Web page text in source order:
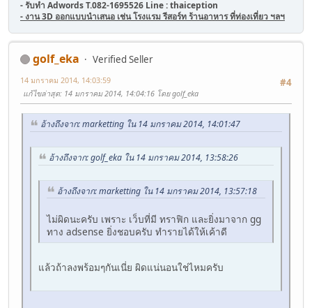
- รับทำ Adwords T.082-1695526 Line : thaiception
- งาน 3D ออกแบบนำเสนอ เช่น โรงแรม รีสอร์ท ร้านอาหาร ที่ท่องเที่ยว ฯลฯ
golf_eka
Verified Seller
#4
14 มกราคม 2014, 14:03:59
แก้ไขล่าสุด: 14 มกราคม 2014, 14:04:16 โดย golf_eka
อ้างถึงจาก: marketting ใน 14 มกราคม 2014, 14:01:47
อ้างถึงจาก: golf_eka ใน 14 มกราคม 2014, 13:58:26
อ้างถึงจาก: marketting ใน 14 มกราคม 2014, 13:57:18
ไม่ผิดนะครับ เพราะ เว็บที่มี ทราฟิก และยิ่งมาจาก gg
ทาง adsense ยิ่งชอบครับ ทำรายได้ให้เค้าดี
แล้วถ้าลงพร้อมๆกันเนี่ย ผิดแน่นอนใช่ไหมครับ